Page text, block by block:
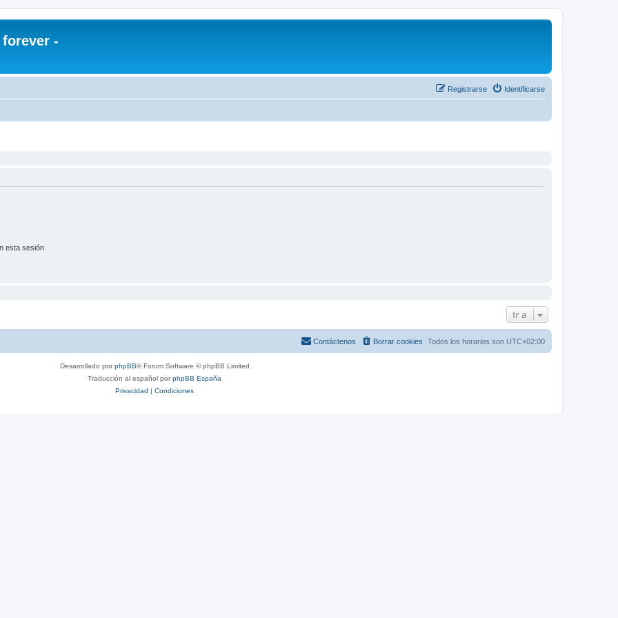
forever -
Identificarse
Registrarse
esta sesión
Ir a
Todos los horarios son UTC+02:00
Borrar cookies
Contáctenos
Desarrollado porphpBB® Forum Software © phpBB Limited
Traducción al español porphpBB España
Privacidad | Condiciones